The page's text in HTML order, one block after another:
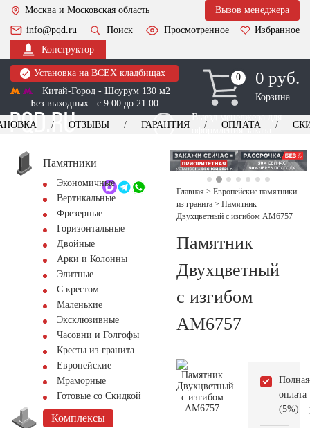
Москва и Московская область
Вызов менеджера
info@pqd.ru
Поиск Просмотренное
Избранное
Конструктор
Установка на ВСЕХ кладбищах
Китай-Город - Шоурум 130 м2
Без выходных : с 9:00 до 21:00
0
0 0 руб.
Корзина
Выезд менеджера для
оформления заказа
+7 (495) 518-44-23
Обратный звонок
ОТЗЫВЫ ГАРАНТИЯ ОПЛАТА
Памятники
Экономичные
Вертикальные
Фрезерные
Горизонтальные
Двойные
Арки и Колонны
Элитные
С крестом
Маленькие
Эксклюзивные
Часовни и Голгофы
Кресты из гранита
Европейские
Мраморные
Готовые со Скидкой
Комплексы
Главная > Европейские памятники
из гранита > Памятник
Двухцветный с изгибом AM6757
Памятник
Двухцветный
с изгибом
AM6757
Полная
оплата
(5%)